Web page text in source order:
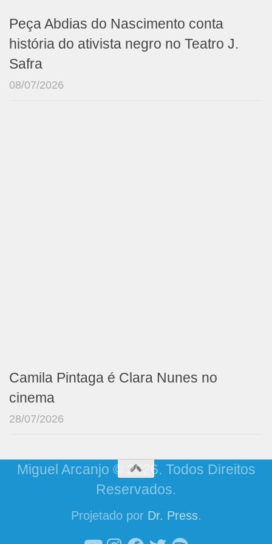
Peça Abdias do Nascimento conta
história do ativista negro no Teatro J.
Safra
08/07/2026
Camila Pintaga é Clara Nunes no
cinema
28/07/2026
Miguel Arcanjo © 2026. Todos Direitos
Reservados.
Projetado por Dr. Press.